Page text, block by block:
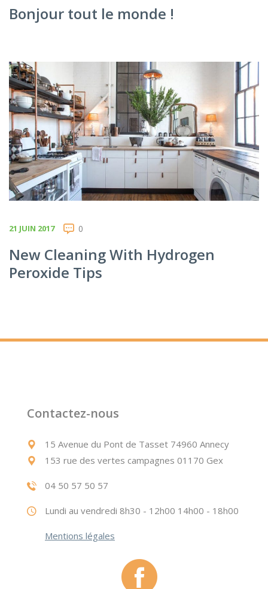
Bonjour tout le monde !
21 JUIN 2017 0
New Cleaning With Hydrogen
Peroxide Tips
Contactez-nous
15 Avenue du Pont de Tasset 74960 Annecy
153 rue des vertes campagnes 01170 Gex
04 50 57 50 57
Lundi au vendredi 8h30 - 12h00 14h00 - 18h00
Mentions légales